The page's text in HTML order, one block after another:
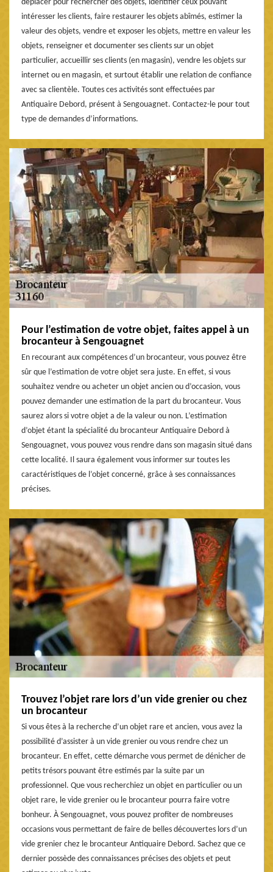
déplacer pour rechercher des objets, identifier ceux pouvant
intéresser les clients, faire restaurer les objets abîmés, estimer la
valeur des objets, vendre et exposer les objets, mettre en valeur les
objets, renseigner et documenter ses clients sur un objet
particulier, accueillir ses clients (en magasin), vendre les objets sur
internet ou en magasin, et surtout établir une relation de confiance
avec sa clientèle. Toutes ces activités sont effectuées par
Antiquaire Debord, présent à Sengouagnet. Contactez-le pour tout
type de demandes d’informations.
Pour l’estimation de votre objet, faites appel à un
brocanteur à Sengouagnet
En recourant aux compétences d’un brocanteur, vous pouvez être
sûr que l’estimation de votre objet sera juste. En effet, si vous
souhaitez vendre ou acheter un objet ancien ou d’occasion, vous
pouvez demander une estimation de la part du brocanteur. Vous
saurez alors si votre objet a de la valeur ou non. L’estimation
d’objet étant la spécialité du brocanteur Antiquaire Debord à
Sengouagnet, vous pouvez vous rendre dans son magasin situé dans
cette localité. Il saura également vous informer sur toutes les
caractéristiques de l’objet concerné, grâce à ses connaissances
précises.
Trouvez l’objet rare lors d’un vide grenier ou chez
un brocanteur
Si vous êtes à la recherche d’un objet rare et ancien, vous avez la
possibilité d’assister à un vide grenier ou vous rendre chez un
brocanteur. En effet, cette démarche vous permet de dénicher de
petits trésors pouvant être estimés par la suite par un
professionnel. Que vous recherchiez un objet en particulier ou un
objet rare, le vide grenier ou le brocanteur pourra faire votre
bonheur. À Sengouagnet, vous pouvez profiter de nombreuses
occasions vous permettant de faire de belles découvertes lors d’un
vide grenier chez le brocanteur Antiquaire Debord. Sachez que ce
dernier possède des connaissances précises des objets et peut